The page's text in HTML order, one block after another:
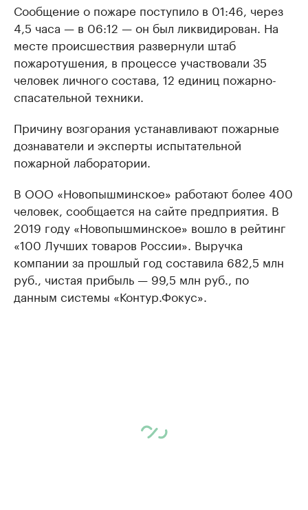
Сообщение о пожаре поступило в 01:46, через
4,5 часа — в 06:12 — он был ликвидирован. На
месте происшествия развернули штаб
пожаротушения, в процессе участвовали 35
человек личного состава, 12 единиц пожарно-
спасательной техники.
Причину возгорания устанавливают пожарные
дознаватели и эксперты испытательной
пожарной лаборатории.
В ООО «Новопышминское» работают более 400
человек, сообщается на сайте предприятия. В
2019 году «Новопышминское» вошло в рейтинг
«100 Лучших товаров России». Выручка
компании за прошлый год составила 682,5 млн
руб., чистая прибыль — 99,5 млн руб., по
данным системы «Контур.Фокус».